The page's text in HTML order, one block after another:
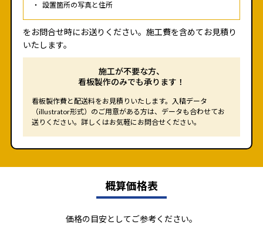
設置箇所の写真と住所
をお問合せ時にお送りください。施工費を含めてお見積り
いたします。
施工が不要な方、
看板製作のみでも承ります！
看板製作費と配送料をお見積りいたします。入稿データ
（illustrator形式）のご用意がある方は、データも合わせてお
送りください。詳しくはお気軽にお問合せください。
概算価格表
価格の目安としてご参考ください。